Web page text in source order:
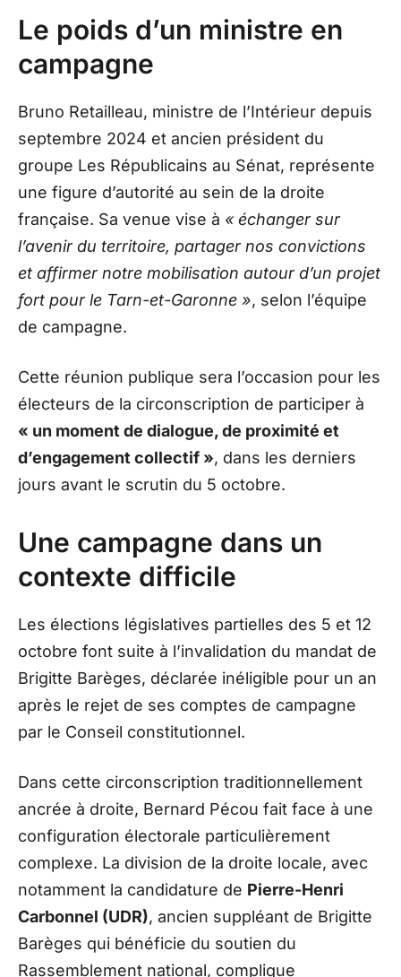
Le poids d’un ministre en
campagne
Bruno Retailleau, ministre de l’Intérieur depuis
septembre 2024 et ancien président du
groupe Les Républicains au Sénat, représente
une figure d’autorité au sein de la droite
française. Sa venue vise à « échanger sur
l’avenir du territoire, partager nos convictions
et affirmer notre mobilisation autour d’un projet
fort pour le Tarn-et-Garonne », selon l’équipe
de campagne.
Cette réunion publique sera l’occasion pour les
électeurs de la circonscription de participer à
« un moment de dialogue, de proximité et
d’engagement collectif », dans les derniers
jours avant le scrutin du 5 octobre.
Une campagne dans un
contexte difficile
Les élections législatives partielles des 5 et 12
octobre font suite à l’invalidation du mandat de
Brigitte Barèges, déclarée inéligible pour un an
après le rejet de ses comptes de campagne
par le Conseil constitutionnel.
Dans cette circonscription traditionnellement
ancrée à droite, Bernard Pécou fait face à une
configuration électorale particulièrement
complexe. La division de la droite locale, avec
notamment la candidature de Pierre-Henri
Carbonnel (UDR), ancien suppléant de Brigitte
Barèges qui bénéficie du soutien du
Rassemblement national, complique